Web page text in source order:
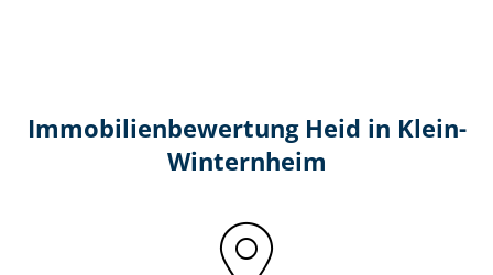
Immobilien­bewertung Heid in Klein-
Winternheim